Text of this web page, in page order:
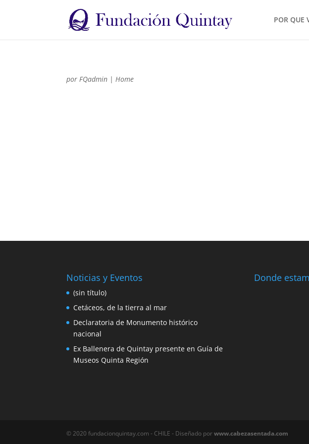
POR QUE
porFQadmin |Home
Noticias y Eventos
(sin título)
Cetáceos, de la tierra al mar
Declaratoria de Monumento histórico
nacional
Ex Ballenera de Quintay presente en Guía de
Museos Quinta Región
Donde
©️ 2020 fundacionquintay.com - CHILE - Diseñado porwww.cabezasentada.com